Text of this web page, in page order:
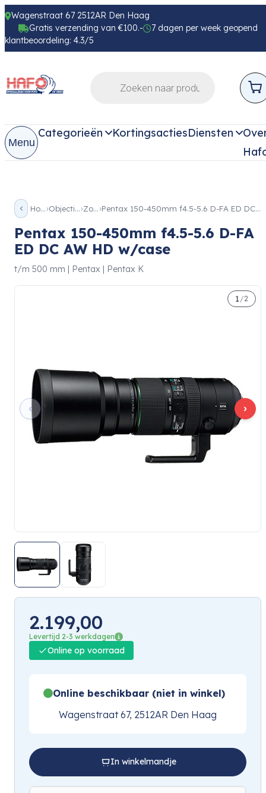
Wagenstraat 67 2512AR Den Haag
Gratis verzending van €100.-
7 dagen per week geopend
klantbeoordeling: 4.3/5
Menu
Categorieën KortingsactiesDiensten
Home Objectieven Zoom Pentax 150-450mm f4.5-5.6 D-FA ED DC AW HD w/case
Pentax 150-450mm f4.5-5.6 D-FA
ED DC AW HD w/case
t/m 500 mm | Pentax | Pentax K
‹ ›
1 /2
2.199,00
Levertijd 2-3 werkdagen
Online op voorraad
Online beschikbaar (niet in winkel)
Wagenstraat 67, 2512AR Den Haag
In winkelmandje